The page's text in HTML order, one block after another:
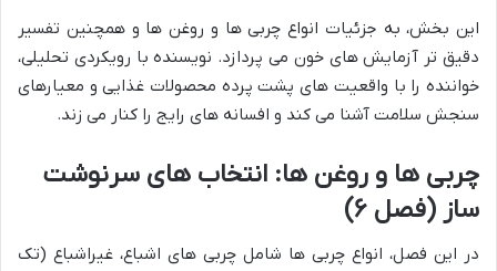
این بخش، به جزئیات انواع چربی ها و روغن ها و همچنین تفسیر
دقیق تر آزمایش های خون می پردازد. نویسنده با رویکردی تحلیلی،
خواننده را با واقعیت های پشت پرده محصولات غذایی و معیارهای
سنجش سلامت آشنا می کند و افسانه های رایج را کنار می زند.
چربی ها و روغن ها: انتخاب های سرنوشت
ساز (فصل ۶)
در این فصل، انواع چربی ها شامل چربی های اشباع، غیراشباع (تک